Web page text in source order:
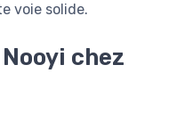
voie solide.
chez